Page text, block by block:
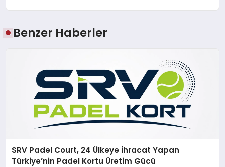
Benzer Haberler
SRV Padel Court, 24 Ülkeye İhracat Yapan
Türkiye’nin Padel Kortu Üretim Gücü